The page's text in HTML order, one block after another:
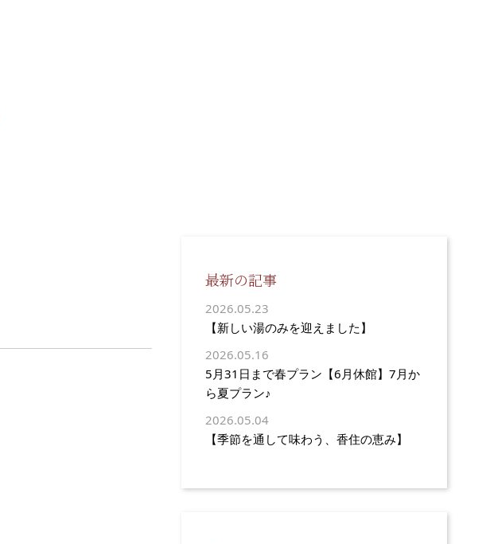
最新の記事
2026.05.23
【新しい湯のみを迎えました】
2026.05.16
5月31日まで春プラン【6月休館】7月か
ら夏プラン♪
2026.05.04
【季節を通して味わう、香住の恵み】